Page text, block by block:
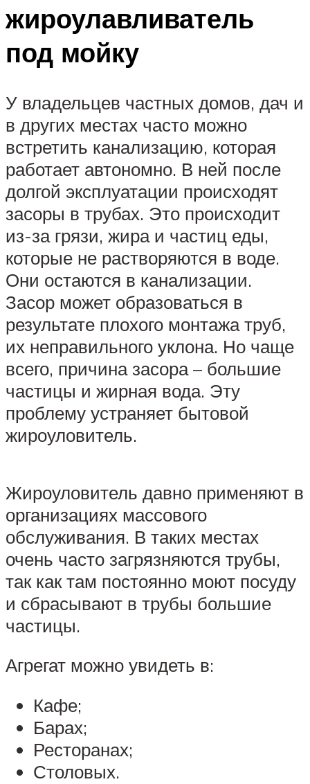
жироулавливатель
под мойку
У владельцев частных домов, дач и
в других местах часто можно
встретить канализацию, которая
работает автономно. В ней после
долгой эксплуатации происходят
засоры в трубах. Это происходит
из-за грязи, жира и частиц еды,
которые не растворяются в воде.
Они остаются в канализации.
Засор может образоваться в
результате плохого монтажа труб,
их неправильного уклона. Но чаще
всего, причина засора – большие
частицы и жирная вода. Эту
проблему устраняет бытовой
жироуловитель.
Жироуловитель давно применяют в
организациях массового
обслуживания. В таких местах
очень часто загрязняются трубы,
так как там постоянно моют посуду
и сбрасывают в трубы большие
частицы.
Агрегат можно увидеть в:
Кафе;
Барах;
Ресторанах;
Столовых.